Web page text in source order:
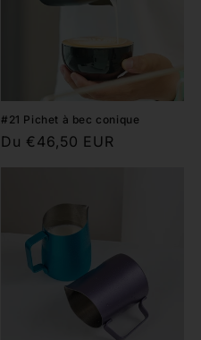
#21 Pichet à bec conique
Prix
Du €46,50 EUR